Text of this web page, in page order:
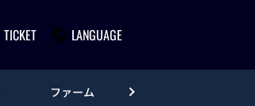
TICKET LANGUAGE
ファーム